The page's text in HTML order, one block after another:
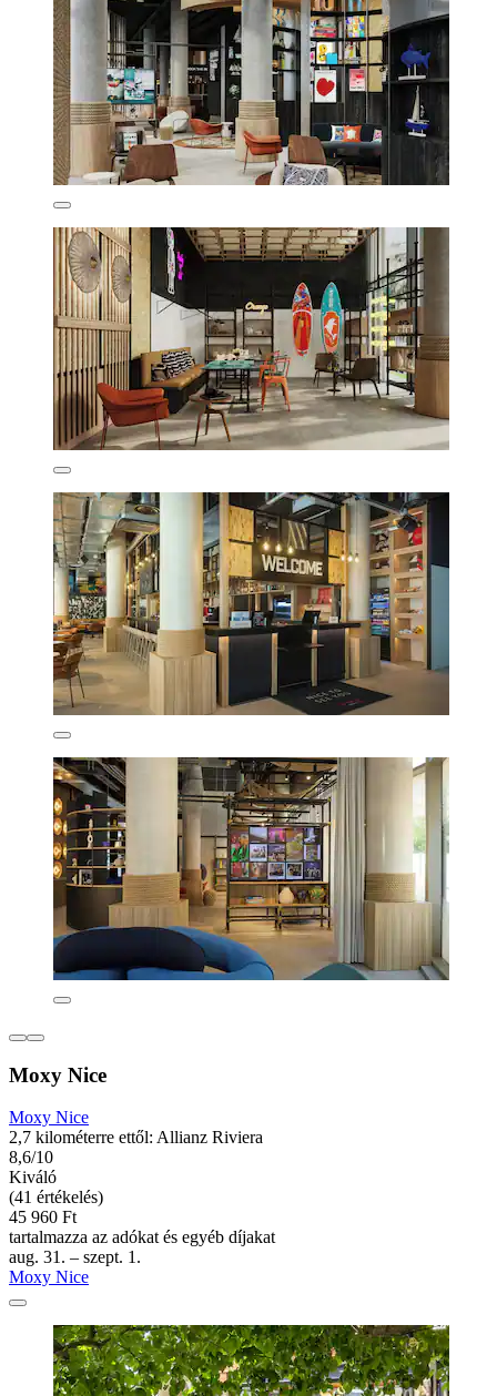
Moxy Nice
Moxy Nice
2,7 kilométerre ettől: Allianz Riviera
8,6/10
Kiváló
(41 értékelés)
45 960 Ft
tartalmazza az adókat és egyéb díjakat
aug. 31. – szept. 1.
Moxy Nice